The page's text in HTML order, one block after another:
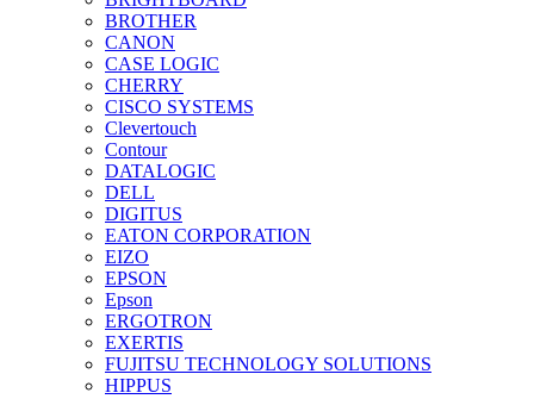
BROTHER
CANON
CASE LOGIC
CHERRY
CISCO SYSTEMS
Clevertouch
Contour
DATALOGIC
DELL
DIGITUS
EATON CORPORATION
EIZO
EPSON
Epson
ERGOTRON
EXERTIS
FUJITSU TECHNOLOGY SOLUTIONS
HIPPUS